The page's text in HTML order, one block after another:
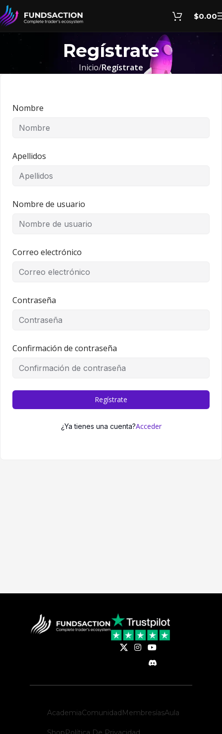
$0.00
Regístrate
Inicio Regístrate
Nombre
Apellidos
Nombre de usuario
Correo electrónico
Contraseña
Confirmación de contraseña
Regístrate
¿Ya tienes una cuenta?Acceder
AcademiaComunidad MembresíasAula